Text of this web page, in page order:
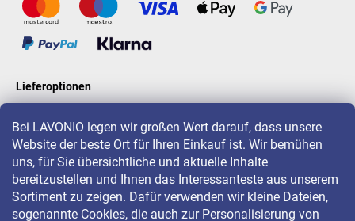
Bei LAVONIO legen wir großen Wert darauf, dass unsere
Website der beste Ort für Ihren Einkauf ist. Wir bemühen
uns, für Sie übersichtliche und aktuelle Inhalte
bereitzustellen und Ihnen das Interessanteste aus unserem
Sortiment zu zeigen. Dafür verwenden wir kleine Dateien,
sogenannte Cookies, die auch zur Personalisierung von
Lieferoptionen
LAVONIO in der Welt